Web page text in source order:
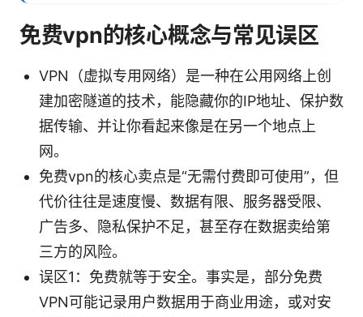
免费vpn的核心概念与常见误区
VPN（虚拟专用网络）是一种在公用网络上创
建加密隧道的技术，能隐藏你的IP地址、保护数
据传输、并让你看起来像是在另一个地点上
网。
免费vpn的核心卖点是“无需付费即可使用”，但
代价往往是速度慢、数据有限、服务器受限、
广告多、隐私保护不足，甚至存在数据卖给第
三方的风险。
误区1：免费就等于安全。事实是，部分免费
VPN可能记录用户数据用于商业用途，或对安